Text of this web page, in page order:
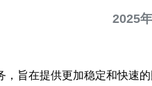
2025
旨在提供更加稳定和快速